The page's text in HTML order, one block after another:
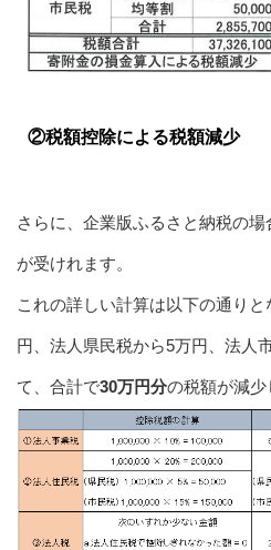
②税額控除による税額減少
さらに、企業版ふるさと納税の
が受けれます。
これの詳しい計算は以下の通り
円、法人県民税から5万円、法人
て、合計で30万円分の税額が減少